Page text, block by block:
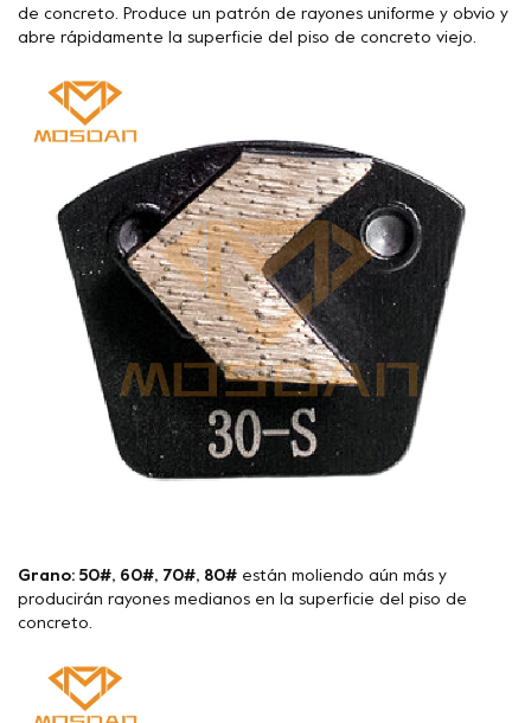
de concreto. Produce un patrón de rayones uniforme y obvio y
abre rápidamente la superficie del piso de concreto viejo.
Grano: 50#, 60#, 70#, 80# están moliendo aún más y
producirán rayones medianos en la superficie del piso de
concreto.